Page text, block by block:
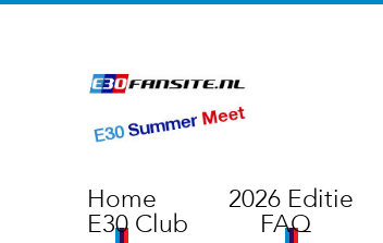
Home 2026 Editie
E30 Club FAQ